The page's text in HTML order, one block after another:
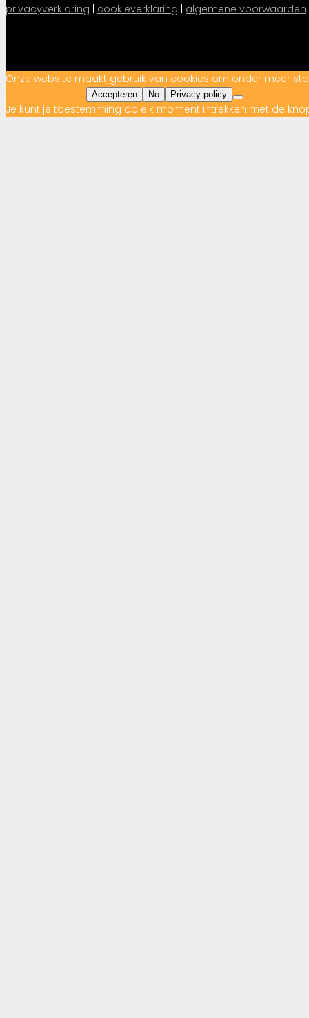
privacyverklaring cookieverklaring algemene voorwaarden
Onze website maakt gebruik van cookies om onder meer
Accepteren No Privacy policy
Je kunt je toestemming op elk moment intrekken met de